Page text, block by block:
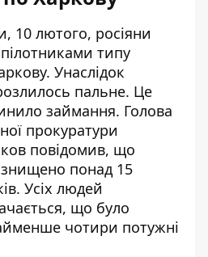
10 лютого, росіяни
типу
Унаслідок
пальне. Це
займання. Голова
прокуратури
повідомив, що
знищено понад 15
. Усіх людей
що було
чотири потужні